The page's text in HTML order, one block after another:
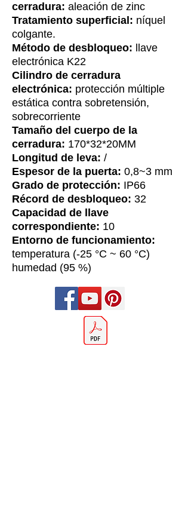
cerradura: aleación de zinc
Tratamiento superficial: níquel
colgante.
Método de desbloqueo: llave
electrónica K22
Cilindro de cerradura
electrónica: protección múltiple
estática contra sobretensión,
sobrecorriente
Tamaño del cuerpo de la
cerradura: 170*32*20MM
Longitud de leva: /
Espesor de la puerta: 0,8~3 mm
Grado de protección: IP66
Récord de desbloqueo: 32
Capacidad de llave
correspondiente: 10
Entorno de funcionamiento:
temperatura (-25 °C ~ 60 °C)
humedad (95 %)